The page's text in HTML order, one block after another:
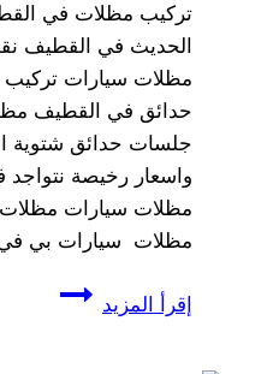
تركيب مظلات في
الحديث في القطيف
مظلات سيارات
حدائق في القطيف
جلسات حدائق شتوية
واسعار رخيصة نتواجد
مظلات سيارات مظلات
مظلات سيارات بي
إقرأ المزيد
تركيب